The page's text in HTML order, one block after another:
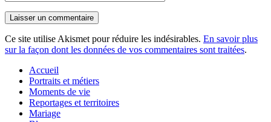
Ce site utilise Akismet pour réduire les indésirables. En savoir plus
sur la façon dont les données de vos commentaires sont traitées.
Accueil
Portraits et métiers
Moments de vie
Reportages et territoires
Mariage